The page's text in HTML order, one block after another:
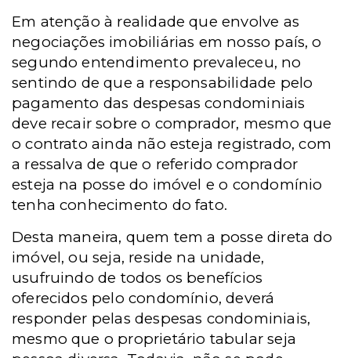
Em atenção à realidade que envolve as
negociações imobiliárias em nosso país, o
segundo entendimento prevaleceu, no
sentindo de que a responsabilidade pelo
pagamento das despesas condominiais
deve recair sobre o comprador, mesmo que
o contrato ainda não esteja registrado, com
a ressalva de que o referido comprador
esteja na posse do imóvel e o condomínio
tenha conhecimento do fato.
Desta maneira, quem tem a posse direta do
imóvel, ou seja, reside na unidade,
usufruindo de todos os benefícios
oferecidos pelo condomínio, deverá
responder pelas despesas condominiais,
mesmo que o proprietário tabular seja